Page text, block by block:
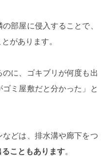
部屋に侵入することで、
があります。
に、ゴキブリが何度も出
ミ屋敷だと分かった」と
どは、排水溝や廊下をつ
こともあります。